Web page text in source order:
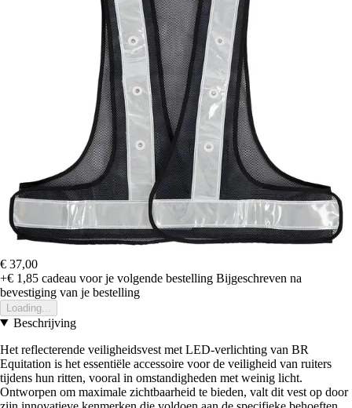
€ 37,00
+€ 1,85 cadeau voor je volgende bestelling Bijgeschreven na
bevestiging van je bestelling
Loading...
Beschrijving
Het reflecterende veiligheidsvest met LED-verlichting van BR
Equitation is het essentiële accessoire voor de veiligheid van ruiters
tijdens hun ritten, vooral in omstandigheden met weinig licht.
Ontworpen om maximale zichtbaarheid te bieden, valt dit vest op door